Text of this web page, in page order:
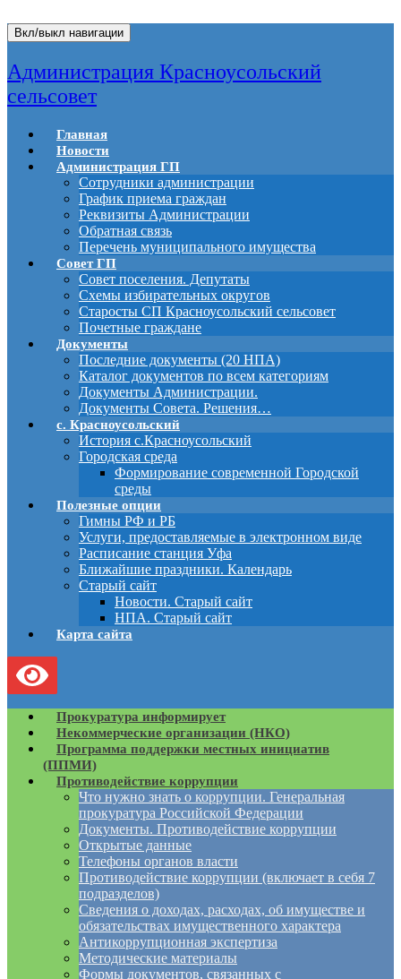
Вкл/выкл навигации
Администрация Красноусольский
сельсовет
Главная
Новости
Администрация ГП
Сотрудники администрации
График приема граждан
Реквизиты Администрации
Обратная связь
Перечень муниципального имущества
Совет ГП
Совет поселения. Депутаты
Схемы избирательных округов
Старосты СП Красноусольский сельсовет
Почетные граждане
Документы
Последние документы (20 НПА)
Каталог документов по всем категориям
Документы Администрации.
Документы Совета. Решения…
с. Красноусольский
История с.Красноусольский
Городская среда
Формирование современной Городской
среды
Полезные опции
Гимны РФ и РБ
Услуги, предоставляемые в электронном виде
Расписание станция Уфа
Ближайшие праздники. Календарь
Старый сайт
Новости. Старый сайт
НПА. Старый сайт
Карта сайта
Прокуратура информирует
Некоммерческие организации (НКО)
Программа поддержки местных инициатив
(ППМИ)
Противодействие коррупции
Что нужно знать о коррупции. Генеральная
прокуратура Российской Федерации
Документы. Противодействие коррупции
Открытые данные
Телефоны органов власти
Противодействие коррупции (включает в себя 7
подразделов)
Сведения о доходах, расходах, об имуществе и
обязательствах имущественного характера
Антикоррупционная экспертиза
Методические материалы
Формы документов, связанных с